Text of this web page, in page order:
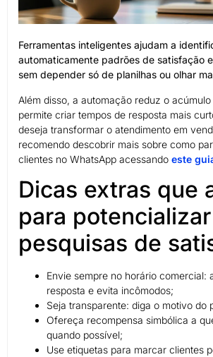
Ferramentas inteligentes ajudam a
automaticamente padrões de satisfação
sem depender só de planilhas ou olhar
Além disso, a automação reduz o
permite criar tempos de resposta mais
deseja transformar o atendimento em
recomendo descobrir mais sobre como
clientes no WhatsApp acessando este
Dicas extras que
para potencializar
pesquisas de
Envie sempre no horário comercial:
resposta e evita incômodos;
Seja transparente: diga o motivo do
Ofereça recompensa simbólica a
quando possível;
Use etiquetas para marcar clientes